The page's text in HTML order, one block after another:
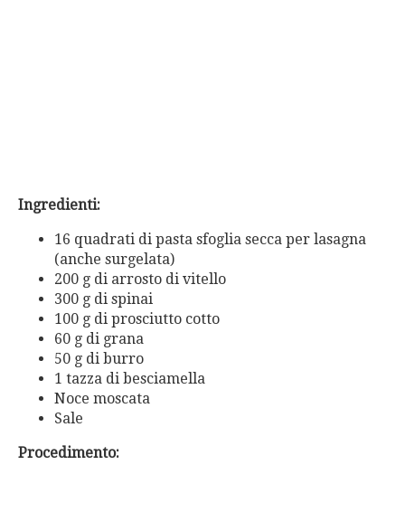
Ingredienti:
16 quadrati di pasta sfoglia secca per lasagna
(anche surgelata)
200 g di arrosto di vitello
300 g di spinai
100 g di prosciutto cotto
60 g di grana
50 g di burro
1 tazza di besciamella
Noce moscata
Sale
Procedimento: